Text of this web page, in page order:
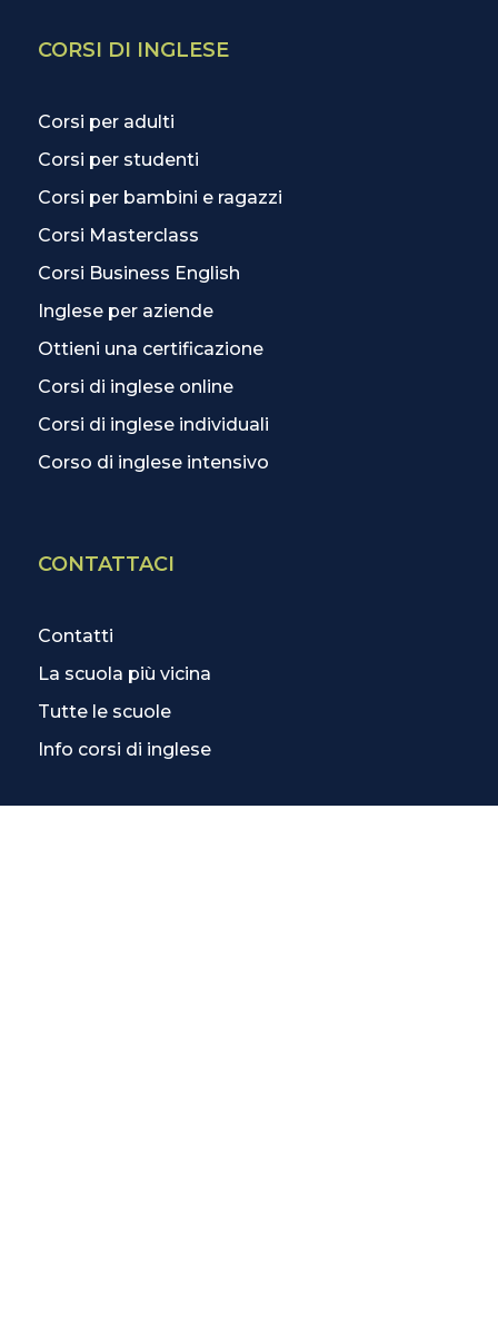
CORSI DI INGLESE
Corsi per adulti
Corsi per studenti
Corsi per bambini e ragazzi
Corsi Masterclass
Corsi Business English
Inglese per aziende
Ottieni una certificazione
Corsi di inglese online
Corsi di inglese individuali
Corso di inglese intensivo
CONTATTACI
Contatti
La scuola più vicina
Tutte le scuole
Info corsi di inglese